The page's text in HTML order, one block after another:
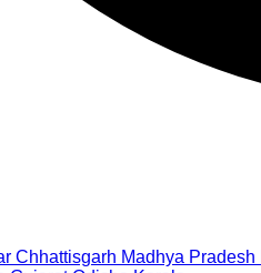
Chhattisgarh Madhya Pradesh